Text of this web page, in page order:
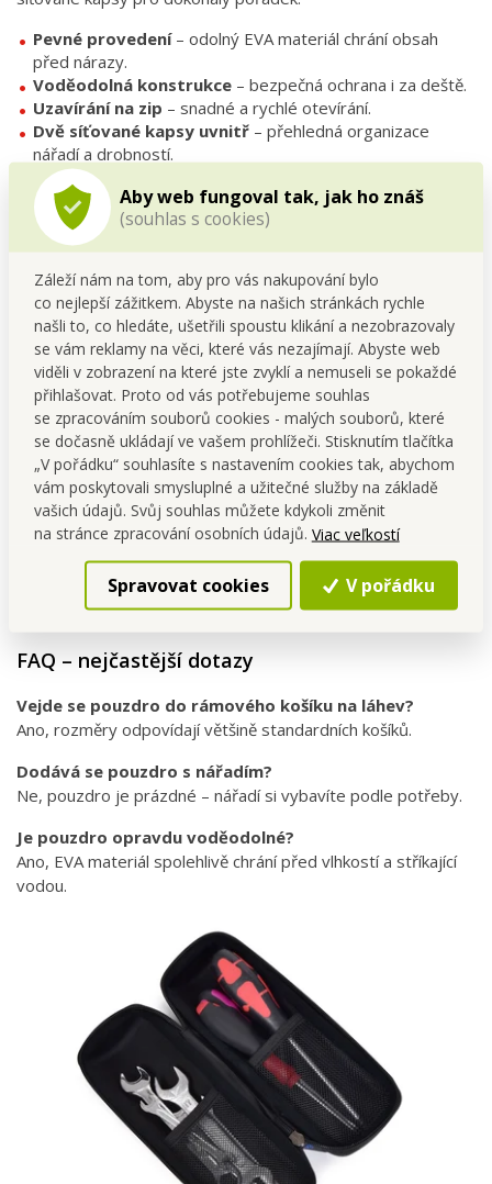
Aby web fungoval tak, jak ho znáš
(souhlas s cookies)
Záleží nám na tom, aby pro vás nakupování bylo
co nejlepší zážitkem. Abyste na našich stránkách rychle
našli to, co hledáte, ušetřili spoustu klikání a nezobrazovaly
se vám reklamy na věci, které vás nezajímají. Abyste web
viděli v zobrazení na které jste zvyklí a nemuseli se pokaždé
přihlašovat. Proto od vás potřebujeme souhlas
se zpracováním souborů cookies - malých souborů, které
se dočasně ukládají ve vašem prohlížeči. Stisknutím tlačítka
„V pořádku“ souhlasíte s nastavením cookies tak, abychom
vám poskytovali smysluplné a užitečné služby na základě
vašich údajů. Svůj souhlas můžete kdykoli změnit
na stránce zpracování osobních údajů. Viac veľkostí
Spravovat cookies V pořádku
Pevné provedení– odolný EVA materiál chrání obsah
před nárazy.
Voděodolná konstrukce – bezpečná ochrana i za deště.
Uzavírání na zip – snadné a rychlé otevírání.
Dvě síťované kapsy uvnitř – přehledná organizace
nářadí a drobností.
Kompaktní velikost
batohu nebo brašny.
Univerzální využití– nejen na nářadí, ale i na klíče, CO₂
bombičky či lepení.
Technické parametry
Materiál:EVA (voděodolný)
Délka: 22 cm
Průměr:cca 7,5 cm
Vnitřní členění:dvě síťované kapsy
Dodáváno:bez nářadí
Údržba
Nepoužívejte agresivní čisticí prostředky.
Skladujte v suchu, mimo přímé slunce.
FAQ – nejčastější dotazy
Vejde se pouzdro do rámového košíku na láhev?
Ano, rozměry odpovídají většině standardních košíků.
Dodává se pouzdro s nářadím?
Ne, pouzdro je prázdné – nářadí si vybavíte podle potřeby.
Je pouzdro opravdu voděodolné?
Ano, EVA materiál spolehlivě chrání před vlhkostí a stříkající
vodou.